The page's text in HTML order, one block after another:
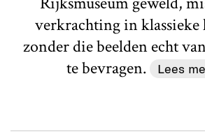
verkrachting in
zonder die beelden echt
te bevragen.
Lees